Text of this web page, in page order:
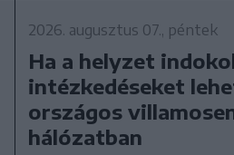
2026. augusztus 07., péntek
Ha a helyzet
intézkedéseket
országos
hálózatban